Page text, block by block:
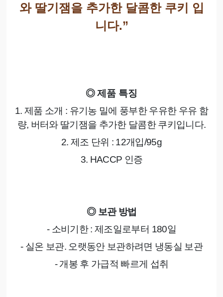
와 딸기잼을 추가한 달콤한 쿠키 입
니다.”
◎제품 특징
1. 제품 소개 : 유기농 밀에 풍부한 우유한 우유 함
량, 버터와 딸기잼을 추가한 달콤한 쿠키입니다.
2. 제조 단위 : 12개입/95g
3. HACCP 인증
◎ 보관 방법
- 소비기한:제조일로부터 180일
- 실온 보관. 오랫동안 보관하려면 냉동실 보관
- 개봉 후 가급적 빠르게 섭취